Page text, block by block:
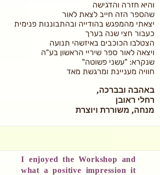
והיא חזרה והדגישה
שהספר הזה חייב לצאת לאור
יצאתי מהמפגש בהודייה ובהתבוננות פנימית
כעבור חצי שנה בערך
הצטלבו הכוכבים באיזשהי תנועה
ויצאה לאור ספר שיריי הראשון בע"ה
שנקרא: "עשני פשוטה"
חוויה מעניינת ומרגשת מאד
באהבה ובברכה,
רחלי ראובן
מנחה, משוררת ויוצרת
I enjoyed the Workshop and
what a positive impression it